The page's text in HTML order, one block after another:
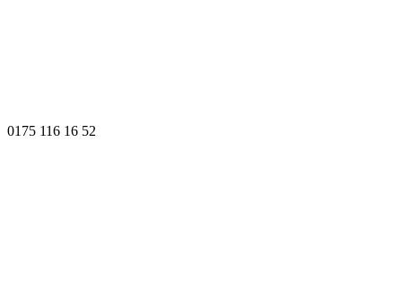
0175 116 16 52